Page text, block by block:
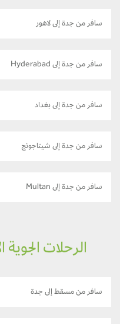
سافر من جدة إلى لاهور
سافر من جدة إلى Hyderabad
سافر من جدة إلى بغداد
سافر من جدة إلى شيتاجونج
سافر من جدة إلى Multan
الرحلات الجوية
سافر من مسقط إلى جدة